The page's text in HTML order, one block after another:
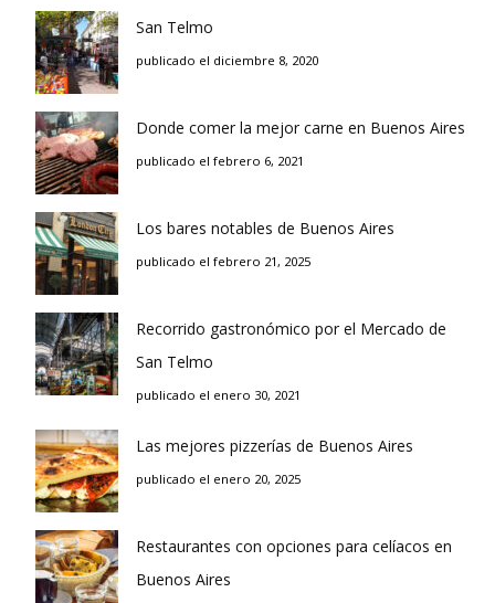
San Telmo
publicado el diciembre 8, 2020
Donde comer la mejor carne en Buenos Aires
publicado el febrero 6, 2021
Los bares notables de Buenos Aires
publicado el febrero 21, 2025
Recorrido gastronómico por el Mercado de
San Telmo
publicado el enero 30, 2021
Las mejores pizzerías de Buenos Aires
publicado el enero 20, 2025
Restaurantes con opciones para celíacos en
Buenos Aires